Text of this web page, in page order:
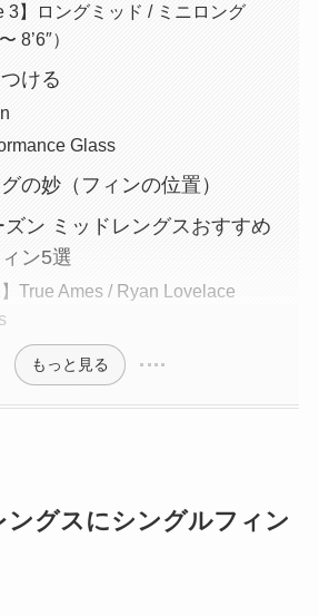
3】ロングミッド / ミニロング
8’6″）
ける
Glass
の妙（フィンの位置）
ズン ミッドレングスおすすめ
ン5選
】True Ames / Ryan Lovelace
もっと見る
ングスにシングルフィン